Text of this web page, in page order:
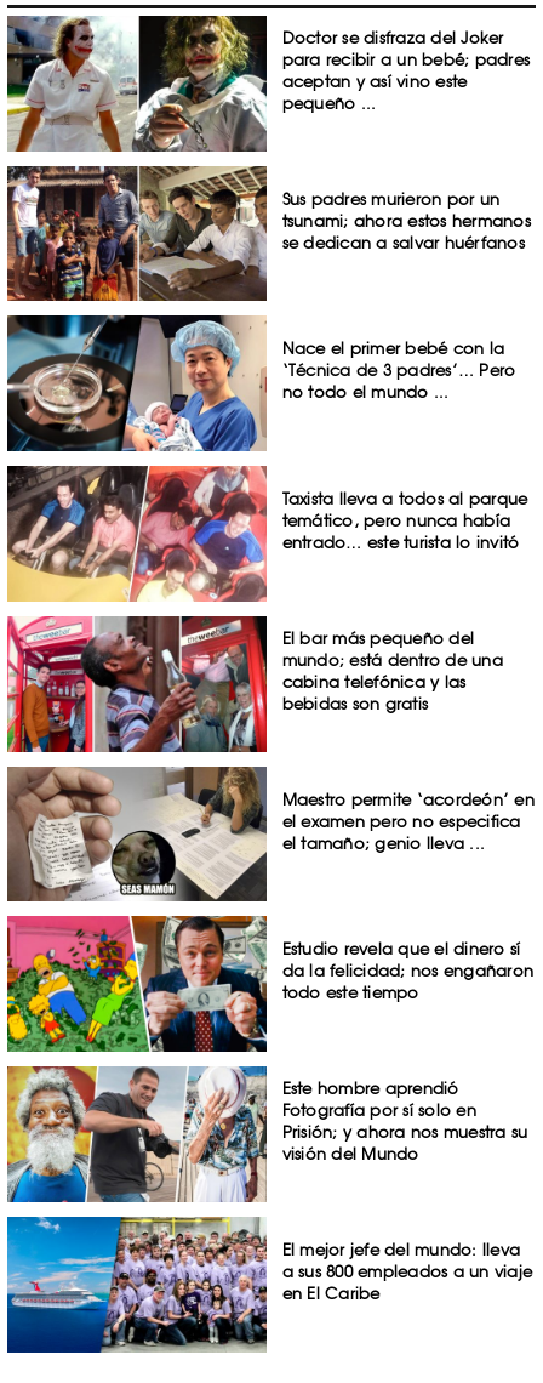
Doctor se disfraza del Joker
para recibir a un bebé; padres
aceptan y así vino este
pequeño ...
Sus padres murieron por un
tsunami; ahora estos hermanos
se dedican a salvar huérfanos
Nace el primer bebé con la
‘Técnica de 3 padres’… Pero
no todo el mundo ...
Taxista lleva a todos al parque
temático, pero nunca había
entrado… este turista lo invitó
El bar más pequeño del
mundo; está dentro de una
cabina telefónica y las
bebidas son gratis
Maestro permite ‘acordeón’ en
el examen pero no especifica
el tamaño; genio lleva ...
Estudio revela que el dinero sí
da la felicidad; nos engañaron
todo este tiempo
Este hombre aprendió
Fotografía por sí solo en
Prisión; y ahora nos muestra su
visión del Mundo
El mejor jefe del mundo: lleva
a sus 800 empleados a un viaje
en El Caribe